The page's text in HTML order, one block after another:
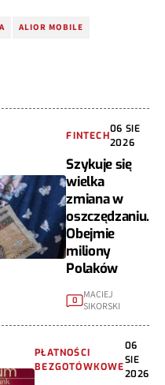
ALIOR MOBILE
FINTECH
06 SIE
2026
Szykuje się
wielka
zmiana w
oszczędzaniu.
Obejmie
miliony
Polaków
0 MACIEJ
SIKORSKI
PŁATNOŚCI
BEZGOTÓWKOWE
06
SIE
2026